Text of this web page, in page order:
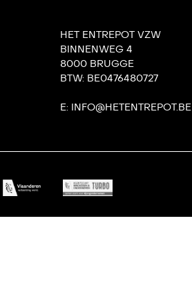
HET ENTREPOT VZW
BINNENWEG 4
8000 BRUGGE
BTW: BE0476480727
E: INFO@HETENTREPOT.BE